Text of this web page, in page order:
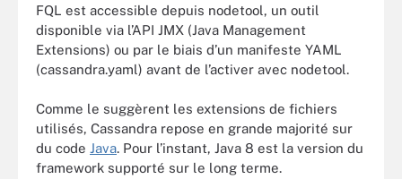
FQL est accessible depuis nodetool, un outil
disponible via l’API JMX (Java Management
Extensions) ou par le biais d’un manifeste YAML
(cassandra.yaml) avant de l’activer avec nodetool.
Comme le suggèrent les extensions de fichiers
utilisés, Cassandra repose en grande majorité sur
du code Java. Pour l’instant, Java 8 est la version du
framework supporté sur le long terme.